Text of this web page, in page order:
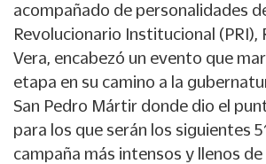
acompañado de personalidades
Revolucionario Institucional
Vera, encabezó un evento que
etapa en su camino a la
San Pedro Mártir donde dio el
para los que serán los siguientes
campaña más intensos y llenos